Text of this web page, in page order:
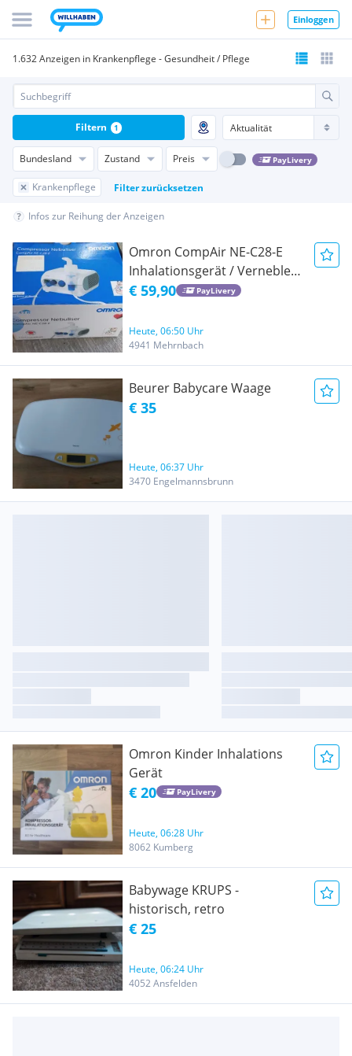
Einloggen
1.632 Anzeigen in Krankenpflege - Gesundheit / Pflege
Bundesland Zustand Preis PayLivery
Krankenpflege Filter zurücksetzen
Filtern 1
Infos zur Reihung der Anzeigen
Omron CompAir NE-C28-E
Inhalationsgerät / Vernebler -
Top Zustand
€ 59,90 PayLivery
Heute, 06:50 Uhr
4941 Mehrnbach
Beurer Babycare Waage
€ 35
Heute, 06:37 Uhr
3470 Engelmannsbrunn
Omron Kinder Inhalations
Gerät
€ 20 PayLivery
Heute, 06:28 Uhr
8062 Kumberg
Babywage KRUPS -
historisch, retro
€ 25
Heute, 06:24 Uhr
4052 Ansfelden